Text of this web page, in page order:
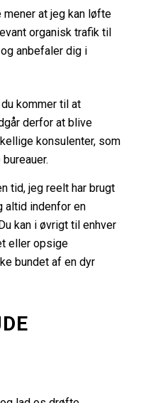
at jeg kan løfte
organisk trafik til
anbefaler dig i
kommer til at
derfor at blive
konsulenter, som
tid, jeg reelt har brugt
altid indenfor en
kan i øvrigt til enhver
eller opsige
bundet af en dyr